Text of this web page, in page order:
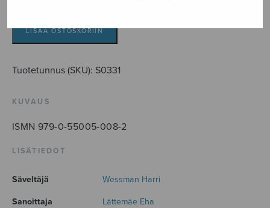
LISÄÄ OSTOSKORIIN
Tuotetunnus (SKU): S0331
KUVAUS
ISMN 979-0-55005-008-2
LISÄTIEDOT
Säveltäjä Wessman Harri
Sanoittaja Lättemäe Eha